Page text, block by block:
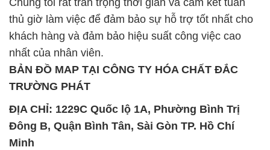
Chúng tôi rất trân trọng thời gian và cam kết tuân
thủ giờ làm việc để đảm bảo sự hỗ trợ tốt nhất cho
khách hàng và đảm bảo hiệu suất công việc cao
nhất của nhân viên.
BẢN ĐỒ MAP TẠI CÔNG TY HÓA CHẤT ĐẮC
TRƯỜNG PHÁT
ĐỊA CHỈ: 1229C Quốc lộ 1A, Phường Bình Trị
Đông B, Quận Bình Tân, Sài Gòn TP. Hồ Chí
Minh